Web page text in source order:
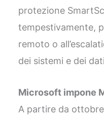
protezione
tempestivamente,
remoto o
dei sistemi e dei
Microsoft impone
A partire da